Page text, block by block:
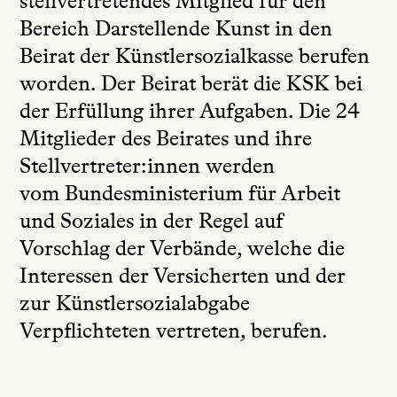
Bereich Darstellende Kunst in den
Beirat der Künstlersozialkasse berufen
worden. Der Beirat berät die KSK bei
der Erfüllung ihrer Aufgaben. ⁠Die 24
Mitglieder des Beirates und ihre
Stellvertreter:innen werden
vom Bundesministerium für Arbeit
und Soziales in der Regel auf
Vorschlag der Verbände, welche die
Interessen der Versicherten und der
zur Künstlersozialabgabe
Verpflichteten vertreten, berufen.